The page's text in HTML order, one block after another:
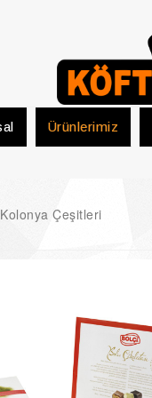
Ürünlerimiz
Çeşitleri